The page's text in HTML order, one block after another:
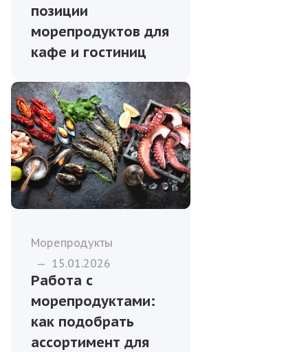
позиции
морепродуктов для
кафе и гостиниц
Морепродукты
— 15.01.2026
Работа с
морепродуктами:
как подобрать
ассортимент для